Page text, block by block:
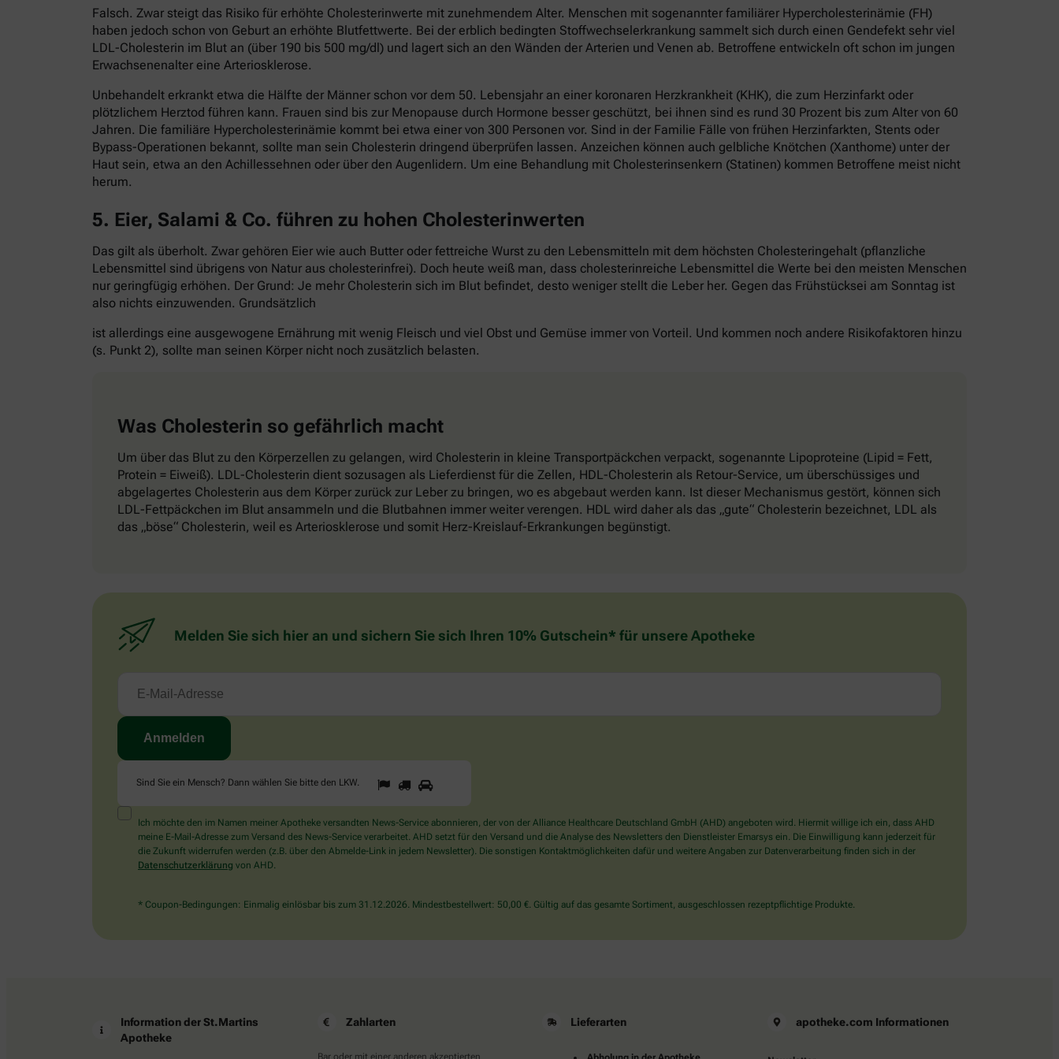
Falsch. Zwar steigt das Risiko für erhöhte Cholesterinwerte mit zunehmendem Alter. Menschen mit sogenannter familiärer Hypercholesterinämie (FH)
haben jedoch schon von Geburt an erhöhte Blutfettwerte. Bei der erblich bedingten Stoffwechselerkrankung sammelt sich durch einen Gendefekt sehr viel
LDL-Cholesterin im Blut an (über 190 bis 500 mg/dl) und lagert sich an den Wänden der Arterien und Venen ab. Betroffene entwickeln oft schon im jungen
Erwachsenenalter eine Arteriosklerose.
Unbehandelt erkrankt etwa die Hälfte der Männer schon vor dem 50. Lebensjahr an einer koronaren Herzkrankheit (KHK), die zum Herzinfarkt oder
plötzlichem Herztod führen kann. Frauen sind bis zur Menopause durch Hormone besser geschützt, bei ihnen sind es rund 30 Prozent bis zum Alter von 60
Jahren. Die familiäre Hypercholesterinämie kommt bei etwa einer von 300 Personen vor. Sind in der Familie Fälle von frühen Herzinfarkten, Stents oder
Bypass-Operationen bekannt, sollte man sein Cholesterin dringend überprüfen lassen. Anzeichen können auch gelbliche Knötchen (Xanthome) unter der
Haut sein, etwa an den Achillessehnen oder über den Augenlidern. Um eine Behandlung mit Cholesterinsenkern (Statinen) kommen Betroffene meist nicht
herum.
5. Eier, Salami & Co. führen zu hohen Cholesterinwerten
Das gilt als überholt. Zwar gehören Eier wie auch Butter oder fettreiche Wurst zu den Lebensmitteln mit dem höchsten Cholesteringehalt (pflanzliche
Lebensmittel sind übrigens von Natur aus cholesterinfrei). Doch heute weiß man, dass cholesterinreiche Lebensmittel die Werte bei den meisten Menschen
nur geringfügig erhöhen. Der Grund: Je mehr Cholesterin sich im Blut befindet, desto weniger stellt die Leber her. Gegen das Frühstücksei am Sonntag ist
also nichts einzuwenden. Grundsätzlich
ist allerdings eine ausgewogene Ernährung mit wenig Fleisch und viel Obst und Gemüse immer von Vorteil. Und kommen noch andere Risikofaktoren hinzu
(s. Punkt 2), sollte man seinen Körper nicht noch zusätzlich belasten.
Was Cholesterin so gefährlich macht
Um über das Blut zu den Körperzellen zu gelangen, wird Cholesterin in kleine Transportpäckchen verpackt, sogenannte Lipoproteine (Lipid = Fett,
Protein = Eiweiß). LDL-Cholesterin dient sozusagen als Lieferdienst für die Zellen, HDL-Cholesterin als Retour-Service, um überschüssiges und
abgelagertes Cholesterin aus dem Körper zurück zur Leber zu bringen, wo es abgebaut werden kann. Ist dieser Mechanismus gestört, können sich
LDL-Fettpäckchen im Blut ansammeln und die Blutbahnen immer weiter verengen. HDL wird daher als das „gute“ Cholesterin bezeichnet, LDL als
das „böse“ Cholesterin, weil es Arteriosklerose und somit Herz-Kreislauf-Erkrankungen begünstigt.
Melden Sie sich hier an und sichern Sie sich Ihren 10% Gutschein* für unsere Apotheke
Sind Sie ein Mensch? Dann wählen Sie bitte den LKW.
Sind
Sie
Mensch?
Dann
wählen
LKW.
1 2
Ich möchte den im Namen meiner Apotheke versandten News-Service abonnieren, der von der Alliance Healthcare Deutschland GmbH (AHD) angeboten wird. Hiermit willige ich ein, dass AHD
meine E-Mail-Adresse zum Versand des News-Service verarbeitet. AHD setzt für den Versand und die Analyse des Newsletters den Dienstleister Emarsys ein. Die Einwilligung kann jederzeit für
die Zukunft widerrufen werden (z.B. über den Abmelde-Link in jedem Newsletter). Die sonstigen Kontaktmöglichkeiten dafür und weitere Angaben zur Datenverarbeitung finden sich in der
Datenschutzerklärung von AHD.
* Coupon-Bedingungen: Einmalig einlösbar bis zum 31.12.2026. Mindestbestellwert: 50,00 €. Gültig auf das gesamte Sortiment, ausgeschlossen rezeptpflichtige Produkte.
Information der St.Martins
Apotheke
Zahlarten
Bar oder mit einer anderen akzeptierten
Lieferarten apotheke.com Informationen